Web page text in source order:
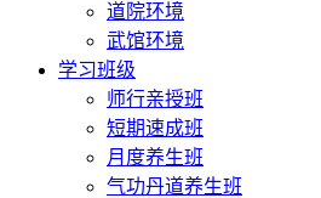
道院环境
武馆环境
学习班级
师行亲授班
短期速成班
月度养生班
气功丹道养生班